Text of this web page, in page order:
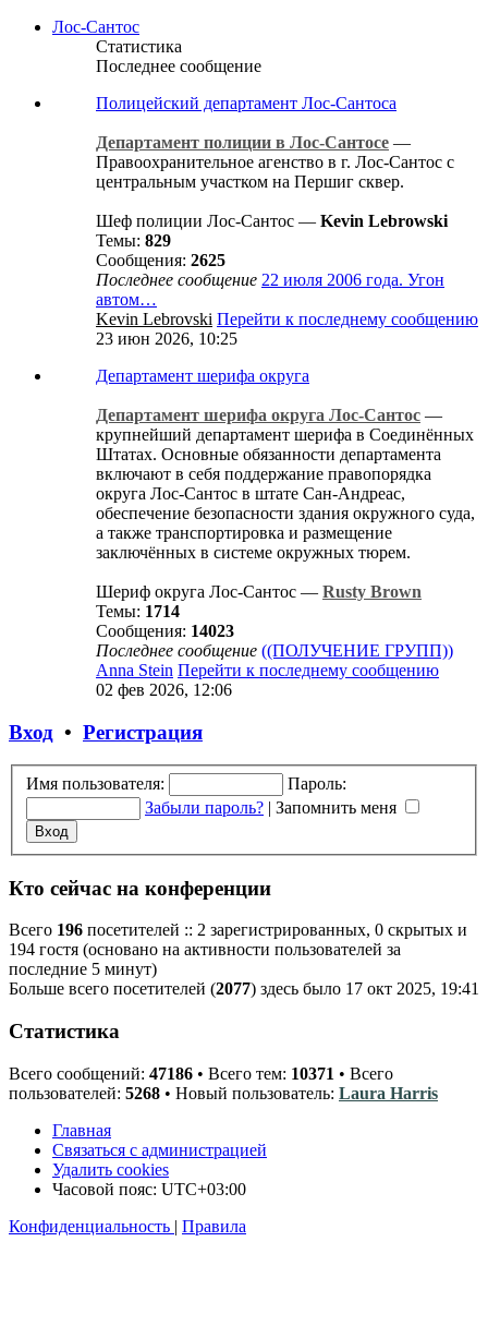
Лос-Сантос
Статистика
Последнее сообщение
Полицейский департамент Лос-Сантоса
Департамент полиции в Лос-Сантосе —
Правоохранительное агенство в г. Лос-Сантос с
центральным участком на Першиг сквер.
Шеф полиции Лос-Сантос — Kevin Lebrowski
Темы: 829
Сообщения: 2625
Последнее сообщение 22 июля 2006 года. Угон
автом…
Kevin Lebrovski Перейти к последнему сообщению
23 июн 2026, 10:25
Департамент шерифа округа
Департамент шерифа округа Лос-Сантос —
крупнейший департамент шерифа в Соединённых
Штатах. Основные обязанности департамента
включают в себя поддержание правопорядка
округа Лос-Сантос в штате Сан-Андреас,
обеспечение безопасности здания окружного суда,
а также транспортировка и размещение
заключённых в системе окружных тюрем.
Шериф округа Лос-Сантос — Rusty Brown
Темы: 1714
Сообщения: 14023
Последнее сообщение ((ПОЛУЧЕНИЕ ГРУПП))
Anna Stein Перейти к последнему сообщению
02 фев 2026, 12:06
Вход • Регистрация
Имя пользователя:
Пароль:
Забыли пароль? | Запомнить меня
Кто сейчас на конференции
Всего 196 посетителей :: 2 зарегистрированных, 0 скрытых и
194 гостя (основано на активности пользователей за
последние 5 минут)
Больше всего посетителей (2077) здесь было 17 окт 2025, 19:41
Статистика
Всего сообщений: 47186 • Всего тем: 10371 • Всего
пользователей: 5268 • Новый пользователь: Laura Harris
Главная
Связаться с администрацией
Удалить cookies
Часовой пояс: UTC+03:00
Конфиденциальность | Правила